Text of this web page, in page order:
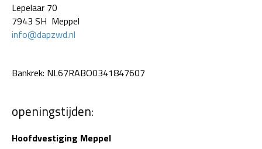
Lepelaar 70
7943 SH Meppel
info@dapzwd.nl
Bankrek: NL67RABO0341847607
openingstijden:
Hoofdvestiging Meppel